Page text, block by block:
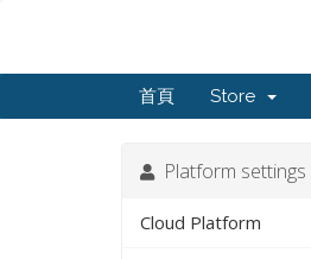
首頁 Store
Platform settings
Cloud Platform